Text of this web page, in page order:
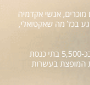
מוכרים, אנשי אקדמיה
בכל מה שאקטואלי,
השבועון מופץ בעשרות אלפי עותקים בכ-5,500 בתי כנסת
המופצת בעשרות